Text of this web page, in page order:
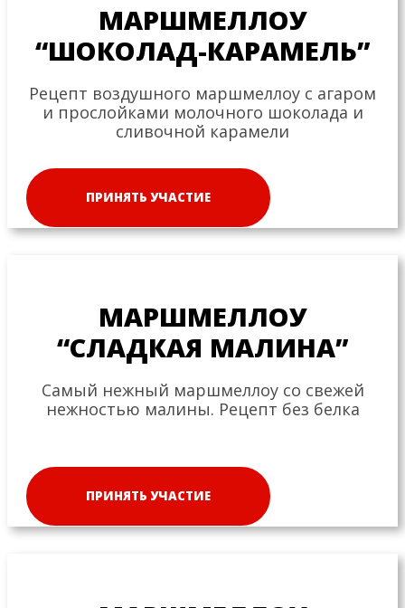
МАРШМЕЛЛОУ
“ШОКОЛАД-КАРАМЕЛЬ”
Рецепт воздушного маршмеллоу с агаром
и прослойками молочного шоколада и
сливочной карамели
ПРИНЯТЬ УЧАСТИЕ
МАРШМЕЛЛОУ
“СЛАДКАЯ МАЛИНА”
Самый нежный маршмеллоу со свежей
нежностью малины. Рецепт без белка
ПРИНЯТЬ УЧАСТИЕ